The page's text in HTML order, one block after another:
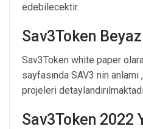
edebilecektir.
Sav3Token
Sav3Token white paper
sayfasında SAV3 nin
projeleri
Sav3Token 2022